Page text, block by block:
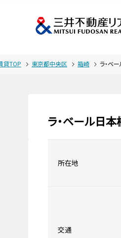
貸TOP 東京都中央区 箱崎 ラ・ベ
ラ・ベール日本
所在地
交通